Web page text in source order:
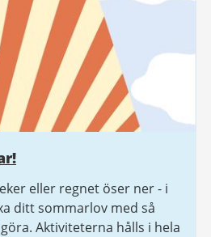
eller regnet öser ner - i
ditt sommarlov med så
Aktiviteterna hålls i hela